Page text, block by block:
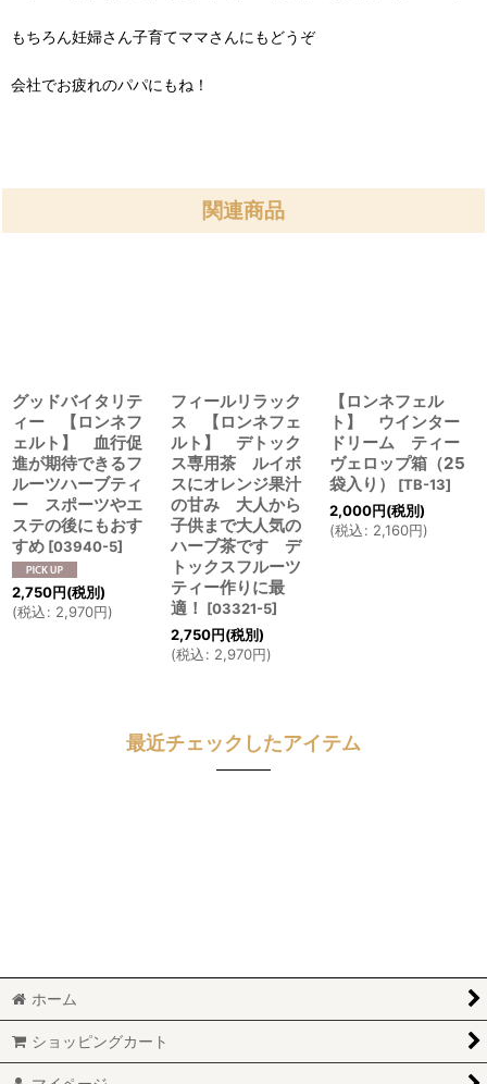
もちろん妊婦さん子育てママさんにもどうぞ
会社でお疲れのパパにもね！
関連商品
グッドバイタリテ
ィー 【ロンネフ
ェルト】 血行促
進が期待できるフ
ルーツハーブティ
ー スポーツやエ
ステの後にもおす
すめ [03940-5]
2,750円(税別)
(税込: 2,970円)
フィールリラック
ス 【ロンネフェ
ルト】 デトック
ス専用茶 ルイボ
スにオレンジ果汁
の甘み 大人から
子供まで大人気の
ハーブ茶です デ
トックスフルーツ
ティー作りに最
適！
[03321-5]
2,750円(税別)
(税込: 2,970円)
【ロンネフェル
ト】 ウインター
ドリーム ティー
ヴェロップ箱（25
袋入り）
[TB-13]
2,000円(税別)
(税込: 2,160円)
最近チェックしたアイテム
ホーム
ショッピングカート